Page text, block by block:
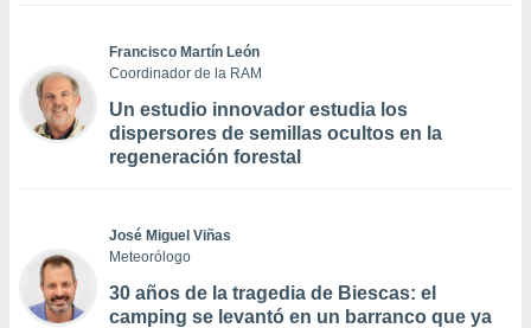
Francisco Martín León
Coordinador de la RAM
Un estudio innovador estudia los
dispersores de semillas ocultos en la
regeneración forestal
José Miguel Viñas
Meteorólogo
30 años de la tragedia de Biescas: el
camping se levantó en un barranco que ya